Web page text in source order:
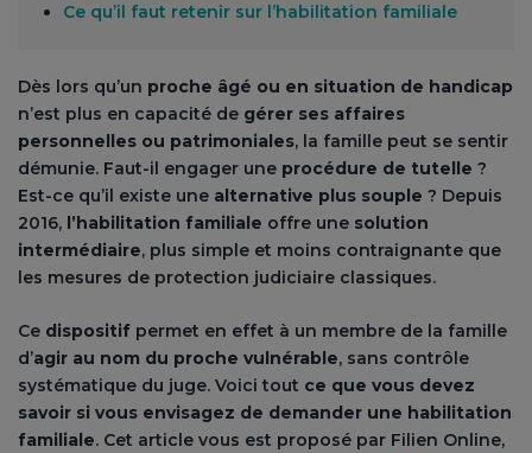
Ce qu’il faut retenir sur l’habilitation familiale
Dès lors qu’un proche âgé ou en situation de handicap
n’est plus en capacité de gérer ses affaires
personnelles ou patrimoniales, la famille peut se sentir
démunie. Faut-il engager une procédure de tutelle ?
Est-ce qu’il existe une alternative plus souple ? Depuis
2016, l’habilitation familiale offre une solution
intermédiaire, plus simple et moins contraignante que
les mesures de protection judiciaire classiques.
Ce dispositif permet en effet à un membre de la famille
d’agir au nom du proche vulnérable, sans contrôle
systématique du juge. Voici tout ce que vous devez
savoir si vous envisagez de demander une habilitation
familiale. Cet article vous est proposé par Filien Online,